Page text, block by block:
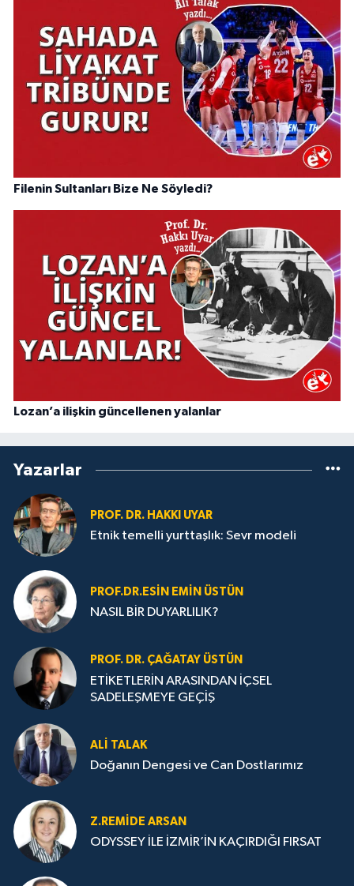
Filenin Sultanları Bize Ne Söyledi?
Lozan’a ilişkin güncellenen yalanlar
Yazarlar
PROF. DR. HAKKI UYAR
Etnik temelli yurttaşlık: Sevr modeli
PROF.DR.ESIN EMIN ÜSTÜN
NASIL BİR DUYARLILIK?
PROF. DR. ÇAĞATAY ÜSTÜN
ETİKETLERİN ARASINDAN İÇSEL
SADELEŞMEYE GEÇİŞ
ALI TALAK
Doğanın Dengesi ve Can Dostlarımız
Z.REMIDE ARSAN
ODYSSEY İLE İZMİR’İN KAÇIRDIĞI FIRSAT